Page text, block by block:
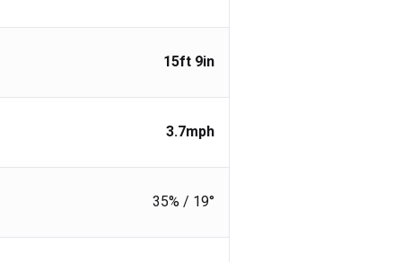
15ft 9in
3.7mph
35% / 19°